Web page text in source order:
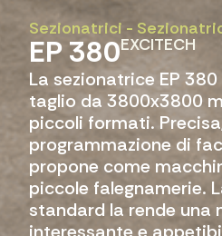
Sezionatrici -
EP 380EXCITECH
La sezionatrice EP
taglio da 3800x3800
piccoli formati.
programmazione di
propone come
piccole falegnamerie.
standard la rende una